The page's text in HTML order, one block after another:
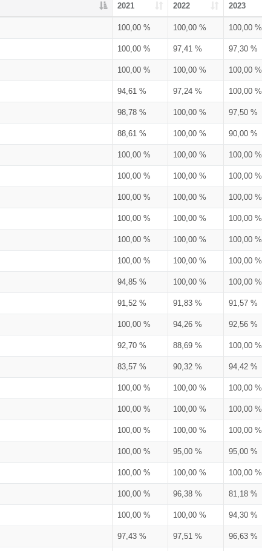
2021 2022 2023
100,00 % 100,00 % 100,00 %
100,00 % 97,41 % 97,30 %
100,00 % 100,00 % 100,00 %
94,61 % 97,24 % 100,00 %
98,78 % 100,00 % 97,50 %
88,61 % 100,00 % 90,00 %
100,00 % 100,00 % 100,00 %
100,00 % 100,00 % 100,00 %
100,00 % 100,00 % 100,00 %
100,00 % 100,00 % 100,00 %
100,00 % 100,00 % 100,00 %
100,00 % 100,00 % 100,00 %
94,85 % 100,00 % 100,00 %
91,52 % 91,83 % 91,57 %
100,00 % 94,26 % 92,56 %
92,70 % 88,69 % 100,00 %
83,57 % 90,32 % 94,42 %
100,00 % 100,00 % 100,00 %
100,00 % 100,00 % 100,00 %
100,00 % 100,00 % 100,00 %
100,00 % 95,00 % 95,00 %
100,00 % 100,00 % 100,00 %
100,00 % 96,38 % 81,18 %
100,00 % 100,00 % 94,30 %
97,43 % 97,51 % 96,63 %